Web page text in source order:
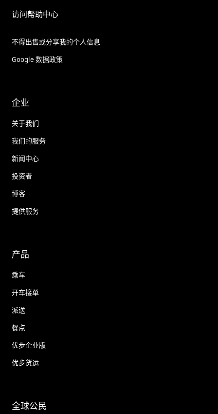
访问帮助中心
不得出售或分享我的个人信息
Google 数据政策
企业
关于我们
我们的服务
新闻中心
投资者
博客
提供服务
产品
乘车
开车接单
派送
餐点
优步企业版
优步货运
全球公民